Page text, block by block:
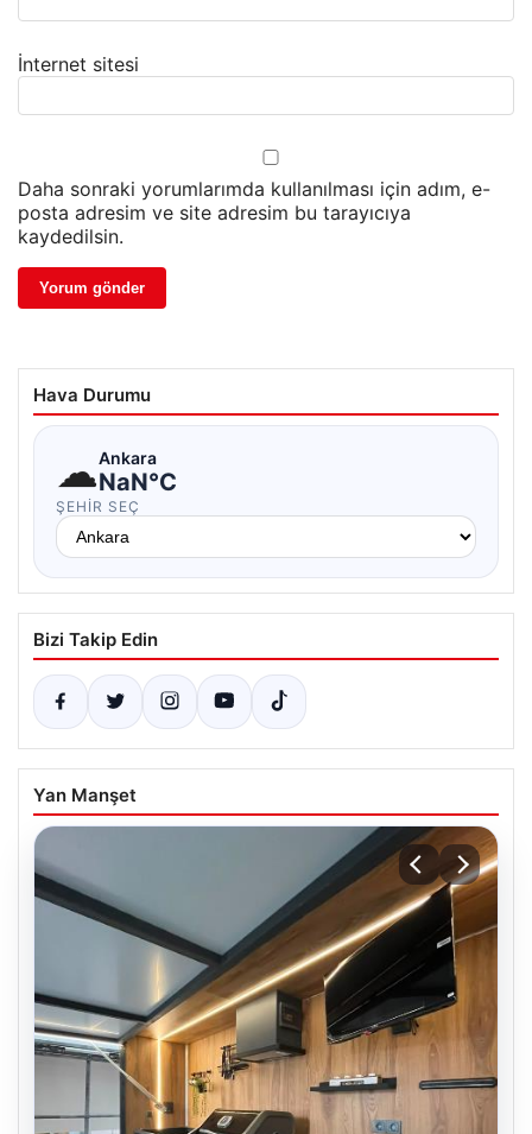
İnternet sitesi
Daha sonraki yorumlarımda kullanılması için adım, e-
posta adresim ve site adresim bu tarayıcıya
kaydedilsin.
Hava Durumu
☁Ankara
NaN°C
ŞEHIR SEÇ
Bizi Takip Edin
Yan Manşet